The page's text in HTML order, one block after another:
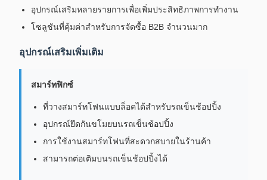
อุปกรณ์เสริมหลายรายการเพื่อเพิ่มประสิทธิภาพการทำงาน
โซลูชันที่คุ้มค่าสำหรับการจัดซื้อ B2B จำนวนมาก
อุปกรณ์เสริมเพิ่มเติม
สมาร์ทฟิกซ์
ที่วางสมาร์ทโฟนแบบล็อคได้สำหรับรถเข็นช้อปปิ้ง
อุปกรณ์ยึดกันขโมยบนรถเข็นช้อปปิ้ง
การใช้งานสมาร์ทโฟนที่สะดวกสบายในร้านค้า
สามารถต่อเติมบนรถเข็นช้อปปิ้งได้